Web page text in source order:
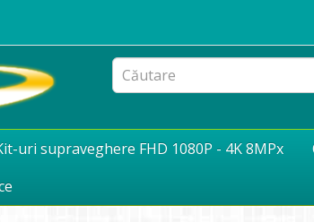
uri supraveghere FHD 1080P - 4K 8MPx